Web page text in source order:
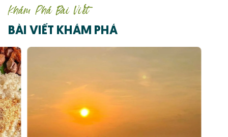
Khám Phá Bài Viết
BÀI VIẾT KHÁM PHÁ